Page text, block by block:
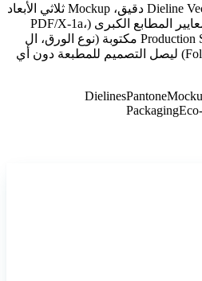
كل تصميم نسلمه يأتي ب Dieline Vector دقيق، Mockup ثلاثي الأبعاد
واقعي، ملفات Print-Ready بمعايير المطابع الكبرى (PDF/X-1a،
Bleed، Color Profile)، و Production Specs مكتوبة (نوع الورق، ال
GSM، طبقات اللاكر، ال Folding) ليصل التصميم للمطبعة دون أي
DielinesPantone
Packaging